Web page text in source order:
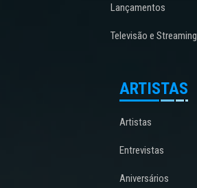
Lançamentos
Televisão e Streaming
ARTISTAS
Artistas
Entrevistas
Aniversários